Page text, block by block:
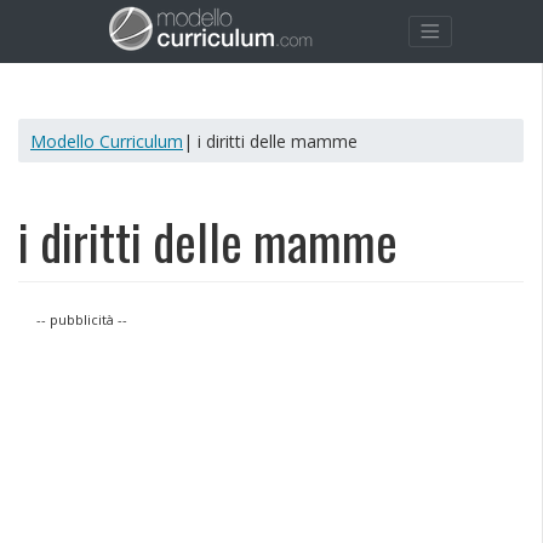
Modello Curriculum | i diritti delle mamme
i diritti delle mamme
-- pubblicità --